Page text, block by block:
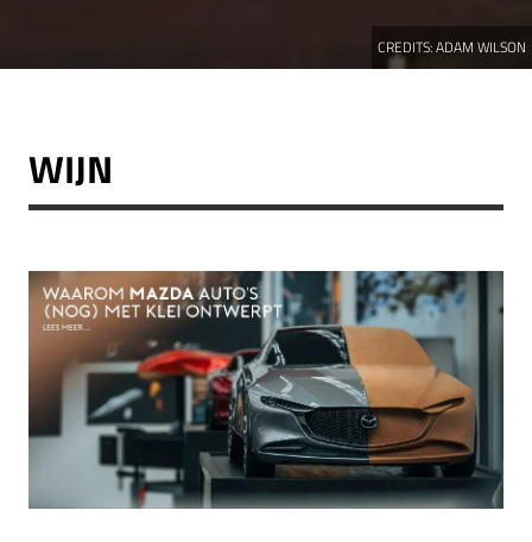
CREDITS:ADAM WILSON
WIJN